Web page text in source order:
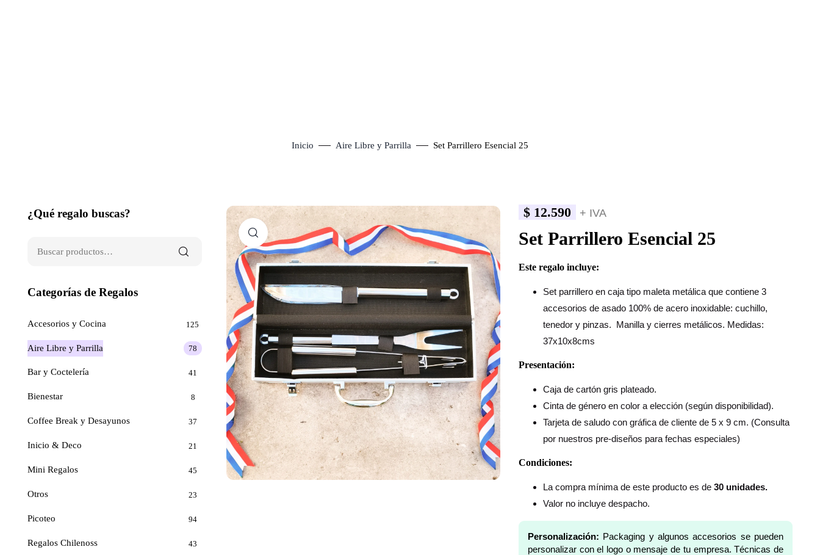
Inicio Aire Libre y Parrilla Set Parrillero Esencial 25
Click to enlarge
$ 12.590 + IVA
Set Parrillero Esencial 25
Este regalo incluye:
Set parrillero en caja tipo maleta metálica que contiene 3
accesorios de asado 100% de acero inoxidable: cuchillo,
tenedor y pinzas. Manilla y cierres metálicos. Medidas:
37x10x8cms
Presentación:
Caja de cartón gris plateado.
Cinta de género en color a elección (según disponibilidad).
Tarjeta de saludo con gráfica de cliente de 5 x 9 cm. (Consulta
por nuestros pre-diseños para fechas especiales)
Condiciones:
La compra mínima de este producto es de 30 unidades.
Valor no incluye despacho.
Personalización: Packaging y algunos accesorios se pueden
personalizar con el logo o mensaje de tu empresa. Técnicas de
¿Qué regalo buscas?
Categorías de Regalos
Accesorios y Cocina 125
Aire Libre y Parrilla 78
Bar y Coctelería 41
Bienestar 8
Coffee Break y Desayunos 37
Inicio & Deco 21
Mini Regalos 45
Otros 23
Picoteo 94
Regalos Chilenoss 43